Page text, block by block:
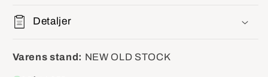
Detaljer
Varens stand: NEW OLD STOCK